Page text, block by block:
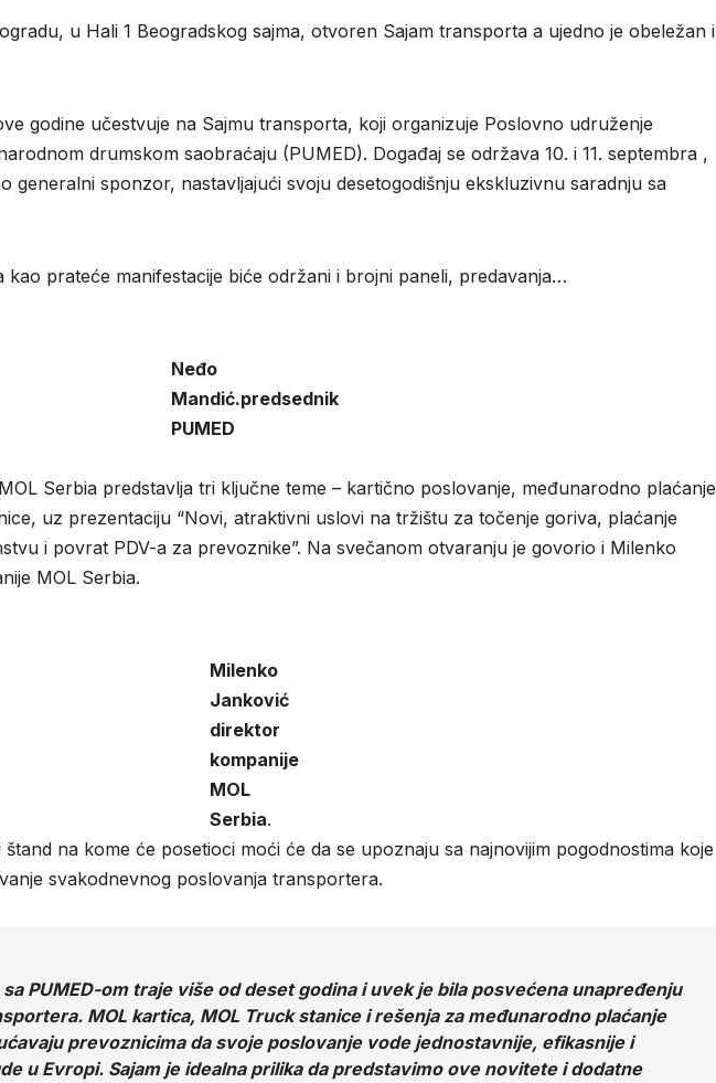
u Hali 1 Beogradskog sajma, otvoren Sajam transporta a ujedno je obeležan i
godine učestvuje na Sajmu transporta, koji organizuje Poslovno udruženje
drumskom saobraćaju (PUMED). Događaj se održava 10. i 11. septembra ,
generalni sponzor, nastavljajući svoju desetogodišnju ekskluzivnu saradnju sa
kao prateće manifestacije biće održani i brojni paneli, predavanja…
Neđo
Mandić.predsednik
PUMED
Serbia predstavlja tri ključne teme – kartično poslovanje, međunarodno plaćanje
uz prezentaciju “Novi, atraktivni uslovi na tržištu za točenje goriva, plaćanje
i povrat PDV-a za prevoznike”. Na svečanom otvaranju je govorio i Milenko
MOL Serbia.
Milenko
Janković
direktor
kompanije
MOL
Serbia.
štand na kome će posetioci moći će da se upoznaju sa najnovijim pogodnostima koje
svakodnevnog poslovanja transportera.
sa PUMED-om traje više od deset godina i uvek je bila posvećena unapređenju
MOL kartica, MOL Truck stanice i rešenja za međunarodno plaćanje
prevoznicima da svoje poslovanje vode jednostavnije, efikasnije i
u Evropi. Sajam je idealna prilika da predstavimo ove novitete i dodatne